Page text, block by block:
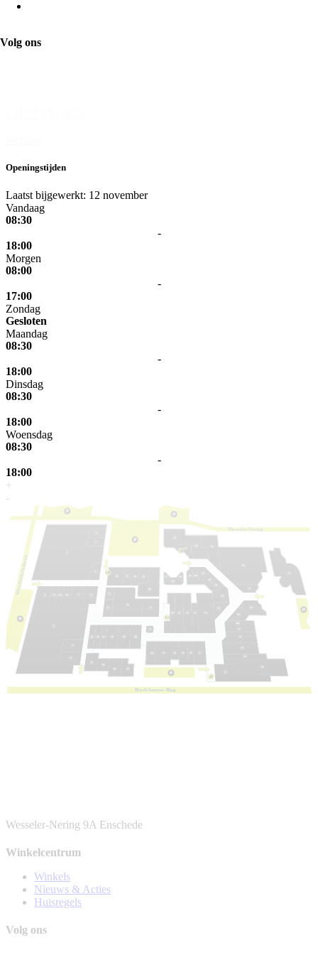
Banketbakkerij Oonk
Volg ons
Openingstijden
Laatst bijgewerkt: 12 november
Vandaag
08:30
-
18:00
Morgen
08:00
-
17:00
Zondag
Gesloten
Maandag
08:30
-
18:00
Dinsdag
08:30
-
18:00
Woensdag
08:30
-
18:00
+
-
W s s eler-Nering
Broek heurne- R ing
W
elerbrin
k
laan
Wesseler-Nering 9A Enschede
Winkelcentrum
Winkels
Nieuws & Acties
Huisregels
Volg ons